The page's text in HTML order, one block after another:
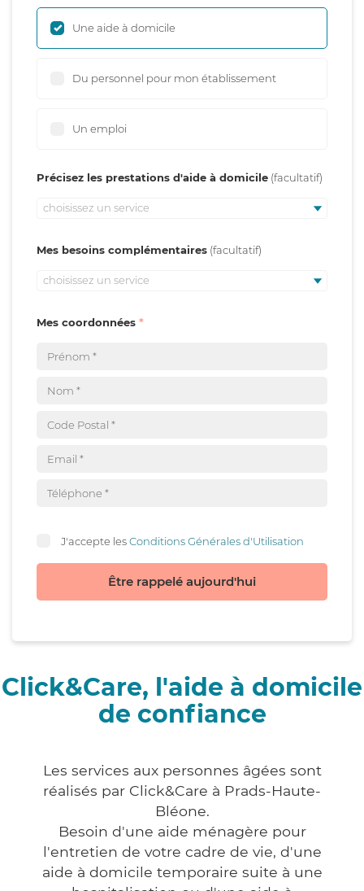
Une aide à domicile
Du personnel pour mon établissement
Un emploi
Précisez les prestations d'aide à domicile
choisissez un service
Mes besoins complémentaires
choisissez un service
Mes coordonnées
J'accepte lesConditions Générales d'Utilisation
Être rappelé aujourd'hui
Click&Care, l'aide à domicile
de confiance
Les services aux personnes âgées sont
réalisés par Click&Care à Prads-Haute-
Bléone.
Besoin d'une aide ménagère pour
l'entretien de votre cadre de vie, d'une
aide à domicile temporaire suite à une